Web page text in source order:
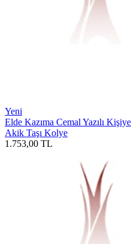
Yeni
Elde Kazıma Cemal Yazılı
Akik Taşı Kolye
1.753,00 TL